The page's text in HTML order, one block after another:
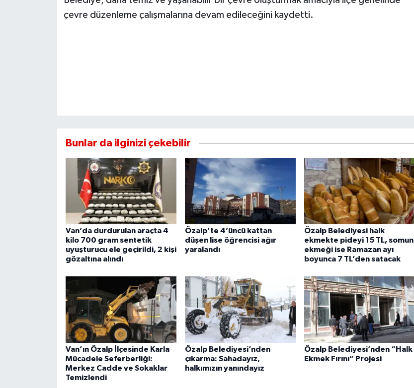
çevre düzenleme çalışmalarına devam edileceğini kaydetti.
Bunlar da ilginizi çekebilir
Van’da durdurulan araçta 4
kilo 700 gram sentetik
uyuşturucu ele geçirildi, 2 kişi
gözaltına alındı
Özalp’te 4’üncü kattan
düşen lise öğrencisi ağır
yaralandı
Özalp Belediyesi halk
ekmekte pideyi 15 TL, somun
ekmeği ise Ramazan ayı
boyunca 7 TL’den satacak
Van’ın Özalp İlçesinde Karla
Mücadele Seferberliği:
Merkez Cadde ve Sokaklar
Temizlendi
Özalp Belediyesi’nden
çıkarma: Sahadayız,
halkımızın yanındayız
Özalp Belediyesi’nden “Halk
Ekmek Fırını” Projesi